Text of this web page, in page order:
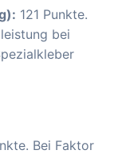
121 Punkte.
bei
Bei Faktor